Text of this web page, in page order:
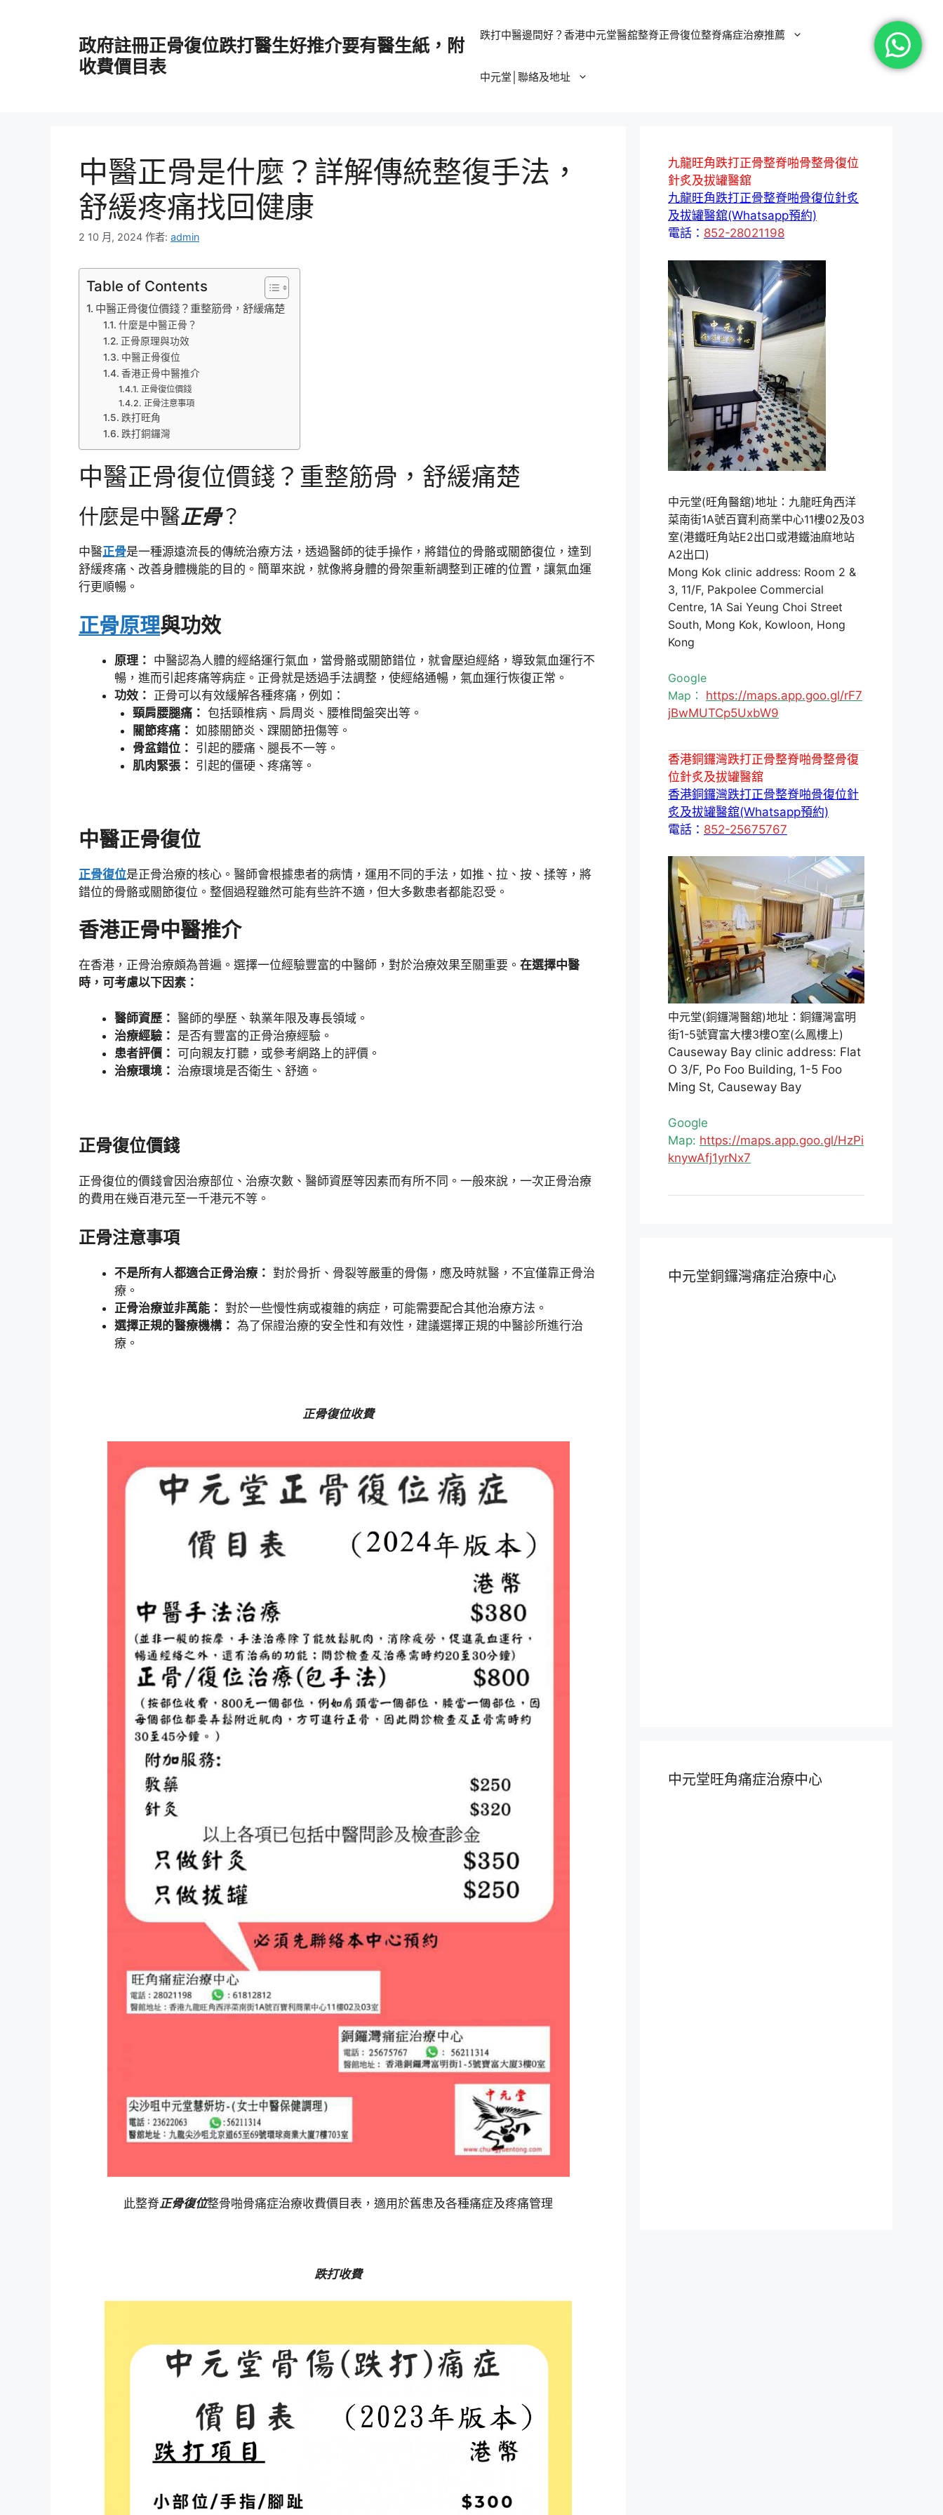
政府註冊正骨復位跌打醫生好推介要有醫生紙，附
收費價目表
跌打中醫邊間好？香港中元堂醫舘整脊正骨復位整脊痛症治療推薦
中元堂│聯絡及地址
中醫正骨是什麼？詳解傳統整復手法，
舒緩疼痛找回健康
2 10 月, 2024 作者: admin
Table of Contents
中醫正骨復位價錢？重整筋骨，舒緩痛楚
什麼是中醫正骨？
正骨原理與功效
中醫正骨復位
香港正骨中醫推介
正骨復位價錢
正骨注意事項
跌打旺角
跌打銅鑼灣
中醫正骨復位價錢？重整筋骨，舒緩痛楚
什麼是中醫正骨？
中醫正骨是一種源遠流長的傳統治療方法，透過醫師的徒手操作，將錯位的骨骼或關節復位，達到
舒緩疼痛、改善身體機能的目的。簡單來說，就像將身體的骨架重新調整到正確的位置，讓氣血運
行更順暢。
正骨原理與功效
原理： 中醫認為人體的經絡運行氣血，當骨骼或關節錯位，就會壓迫經絡，導致氣血運行不
暢，進而引起疼痛等病症。正骨就是透過手法調整，使經絡通暢，氣血運行恢復正常。
功效： 正骨可以有效緩解各種疼痛，例如：
頸肩腰腿痛： 包括頸椎病、肩周炎、腰椎間盤突出等。
關節疼痛： 如膝關節炎、踝關節扭傷等。
骨盆錯位： 引起的腰痛、腿長不一等。
肌肉緊張： 引起的僵硬、疼痛等。
中醫正骨復位
正骨復位是正骨治療的核心。醫師會根據患者的病情，運用不同的手法，如推、拉、按、揉等，將
錯位的骨骼或關節復位。整個過程雖然可能有些許不適，但大多數患者都能忍受。
香港正骨中醫推介
在香港，正骨治療頗為普遍。選擇一位經驗豐富的中醫師，對於治療效果至關重要。 在選擇中醫
時，可考慮以下因素：
醫師資歷： 醫師的學歷、執業年限及專長領域。
治療經驗： 是否有豐富的正骨治療經驗。
患者評價： 可向親友打聽，或參考網路上的評價。
治療環境： 治療環境是否衛生、舒適。
正骨復位價錢
正骨復位的價錢會因治療部位、治療次數、醫師資歷等因素而有所不同。一般來說，一次正骨治療
的費用在幾百港元至一千港元不等。
正骨注意事項
不是所有人都適合正骨治療： 對於骨折、骨裂等嚴重的骨傷，應及時就醫，不宜僅靠正骨治
療。
正骨治療並非萬能： 對於一些慢性病或複雜的病症，可能需要配合其他治療方法。
選擇正規的醫療機構： 為了保證治療的安全性和有效性，建議選擇正規的中醫診所進行治
療。
正骨復位收費
此整脊正骨復位整骨啪骨痛症治療收費價目表，適用於舊患及各種痛症及疼痛管理
跌打收費
九龍旺角跌打正骨整脊啪骨整骨復位
針炙及拔罐醫舘
九龍旺角跌打正骨整脊啪骨復位針炙
及拔罐醫舘(Whatsapp預約)
電話： 852-28021198
中元堂(旺角醫舘)地址：九龍旺角西洋
菜南街1A號百寶利商業中心11樓02及03
室(港鐵旺角站E2出口或港鐵油麻地站
A2出口)
Mong Kok clinic address: Room 2 &
3, 11/F, Pakpolee Commercial
Centre, 1A Sai Yeung Choi Street
South, Mong Kok, Kowloon, Hong
Kong
Google
Map： https://maps.app.goo.gl/rF7
jBwMUTCp5UxbW9
香港銅鑼灣跌打正骨整脊啪骨整骨復
位針炙及拔罐醫舘
香港銅鑼灣跌打正骨整脊啪骨復位針
炙及拔罐醫舘(Whatsapp預約)
電話： 852-25675767
中元堂(銅鑼灣醫舘)地址：銅鑼灣富明
街1-5號寶富大樓3樓O室(么鳳樓上)
Causeway Bay clinic address: Flat
O 3/F, Po Foo Building, 1-5 Foo
Ming St, Causeway Bay
Google
Map: https://maps.app.goo.gl/HzPi
knywAfj1yrNx7
中元堂銅鑼灣痛症治療中心
中元堂旺角痛症治療中心